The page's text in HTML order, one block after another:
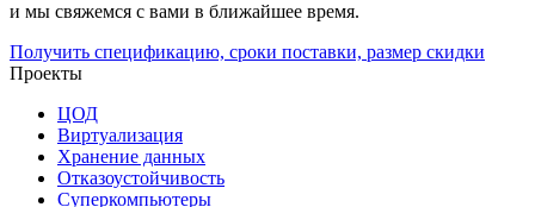
и мы свяжемся с вами в ближайшее время.
Получить спецификацию, сроки поставки, размер скидки
Проекты
ЦОД
Виртуализация
Хранение данных
Отказоустойчивость
Суперкомпьютеры